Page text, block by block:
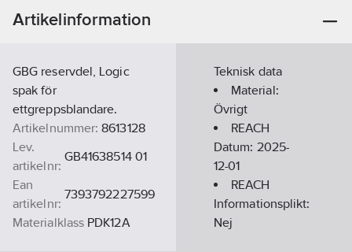
Artikelinformation
GBG reservdel, Logic
spak för
ettgreppsblandare.
Artikelnummer: 8613128
Lev.
artikelnr:
GB41638514 01
Ean
artikelnr:
7393792227599
Materialklass PDK12A
Teknisk data
Material:
Övrigt
REACH
Datum: 2025-
12-01
REACH
Informationsplikt:
Nej